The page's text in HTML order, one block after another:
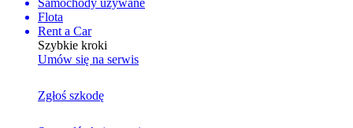
Samochody używane
Flota
Rent a Car
Szybkie kroki
Umów się na serwis
Zgłoś szkodę